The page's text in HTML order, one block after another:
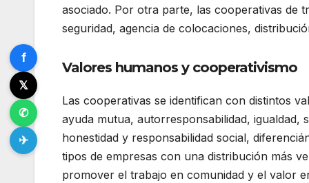
asociado. Por otra parte, las cooperativas de
seguridad, agencia de colocaciones,
Valores humanos y cooperativismo
Las cooperativas se identifican con distintos
ayuda mutua, autorresponsabilidad, igualdad,
honestidad y responsabilidad social,
tipos de empresas con una distribución más
promover el trabajo en comunidad y el valor
f
𝕏
✆
✈